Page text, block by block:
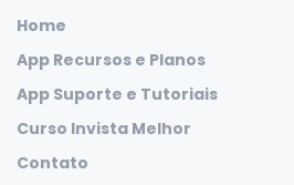
Home
App Recursos e Planos
App Suporte e Tutoriais
Curso Invista Melhor
Contato